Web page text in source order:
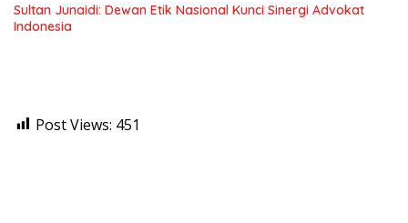
Sultan Junaidi: Dewan Etik Nasional Kunci Sinergi Advokat
Indonesia
Post Views: 451